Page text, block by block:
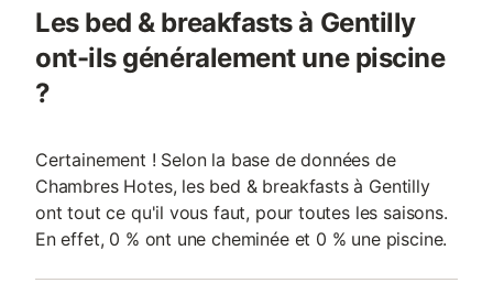
Les bed & breakfasts à Gentilly
ont-ils généralement une piscine
?
Certainement ! Selon la base de données de
Chambres Hotes, les bed & breakfasts à Gentilly
ont tout ce qu'il vous faut, pour toutes les saisons.
En effet, 0 % ont une cheminée et 0 % une piscine.